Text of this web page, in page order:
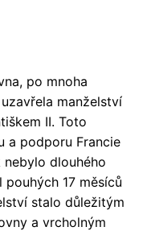
po mnoha
manželství
II. Toto
a podporu Francie
dlouhého
17 měsíců
stalo důležitým
a vrcholným